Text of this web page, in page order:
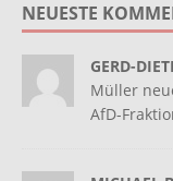
NEUESTE
GERD-
Müller
AfD-